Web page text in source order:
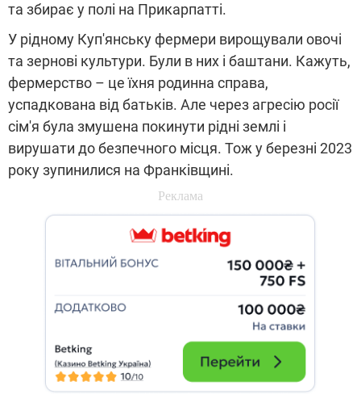
та збирає у полі на Прикарпатті.
У рідному Куп'янську фермери вирощували овочі
та зернові культури. Були в них і баштани. Кажуть,
фермерство – це їхня родинна справа,
успадкована від батьків. Але через агресію росії
сім'я була змушена покинути рідні землі і
вирушати до безпечного місця. Тож у березні 2023
року зупинилися на Франківщині.